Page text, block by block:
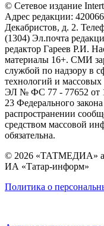
© Сетевое издание
Адрес редакции:
Декабристов, д. 2.
(1304) Эл.почта
редактор Гареев Р.И.
материалы 16+. СМИ
службой по надзору в
технологий и
ЭЛ № ФС 77 - 77652 от
23 Федерального
распространении
средством массовой
обязательна.
© 2026 «ТАТМЕДИА»
ИА «Татар-информ»
Политика о